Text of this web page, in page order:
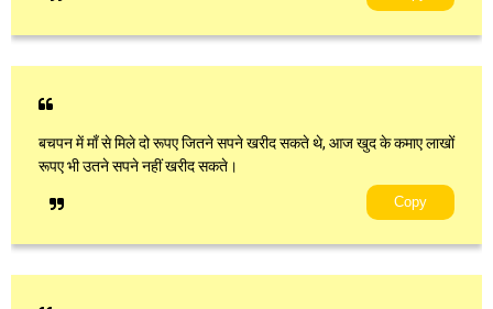
बचपन में माँ से मिले दो रूपए जितने सपने खरीद सकते थे, आज खुद के कमाए लाखों
रूपए भी उतने सपने नहीं खरीद सकते।
Copy